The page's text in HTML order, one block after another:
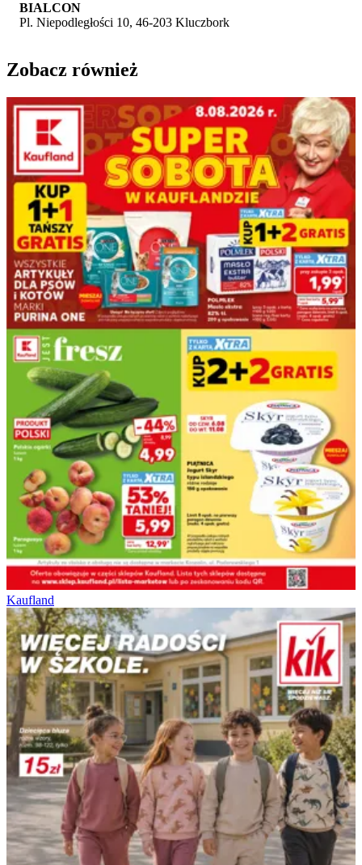
BIALCON
Pl. Niepodległości 10, 46-203 Kluczbork
Zobacz również
Kaufland